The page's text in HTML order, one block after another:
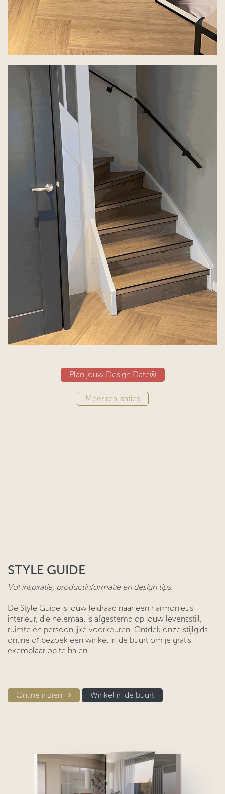
Meer realisaties
Plan jouw Design Date®
STYLE GUIDE
Vol inspiratie, productinformatie en design tips.
De Style Guide is jouw leidraad naar een harmonieus
interieur, die helemaal is afgestemd op jouw levensstijl,
ruimte en persoonlijke voorkeuren. Ontdek onze stijlgids
online of bezoek een winkel in de buurt om je gratis
exemplaar op te halen.
Online inzien​​ Winkel in d​​e buurt